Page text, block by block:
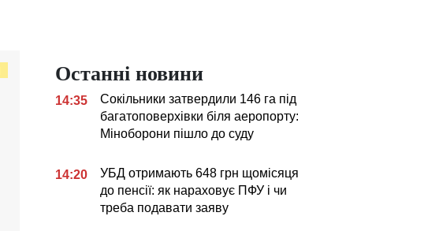
Останні новини
14:35
Сокільники затвердили 146 га під
багатоповерхівки біля аеропорту:
Міноборони пішло до суду
14:20
УБД отримають 648 грн щомісяця
до пенсії: як нараховує ПФУ і чи
треба подавати заяву